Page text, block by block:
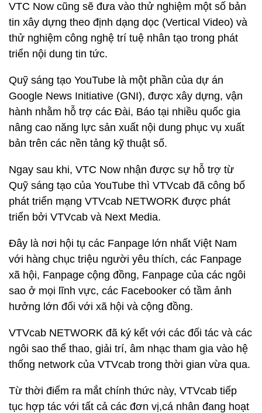
VTC Now cũng sẽ đưa vào thử nghiệm một số bản
tin xây dựng theo định dạng dọc (Vertical Video) và
thử nghiệm công nghệ trí tuệ nhân tạo trong phát
triển nội dung tin tức.
Quỹ sáng tạo YouTube là một phần của dự án
Google News Initiative (GNI), được xây dựng, vận
hành nhằm hỗ trợ các Đài, Báo tại nhiều quốc gia
nâng cao năng lực sản xuất nội dung phục vụ xuất
bản trên các nền tảng kỹ thuật số.
Ngay sau khi, VTC Now nhận được sự hỗ trợ từ
Quỹ sáng tạo của YouTube thì VTVcab đã công bố
phát triển mạng VTVcab NETWORK được phát
triển bởi VTVcab và Next Media.
Đây là nơi hội tụ các Fanpage lớn nhất Việt Nam
với hàng chục triệu người yêu thích, các Fanpage
xã hội, Fanpage cộng đồng, Fanpage của các ngôi
sao ở mọi lĩnh vực, các Facebooker có tầm ảnh
hưởng lớn đối với xã hội và cộng đồng.
VTVcab NETWORK đã ký kết với các đối tác và các
ngôi sao thể thao, giải trí, âm nhạc tham gia vào hệ
thống network của VTVcab trong thời gian vừa qua.
Từ thời điểm ra mắt chính thức này, VTVcab tiếp
tục hợp tác với tất cả các đơn vị,cá nhân đang hoạt